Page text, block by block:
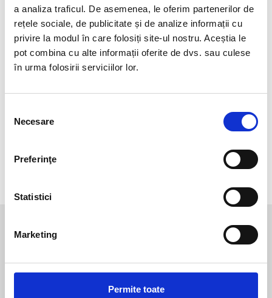
a analiza traficul. De asemenea, le oferim partenerilor de
rețele sociale, de publicitate și de analize informații cu
privire la modul în care folosiți site-ul nostru. Aceștia le
pot combina cu alte informații oferite de dvs. sau culese
în urma folosirii serviciilor lor.
consimțământului
Necesare
Preferinţe
Statistici
Marketing
Permite toate
Dimensiuni
0.280 × 0.130 × 0.015 cm
Gen
Unisex
Culoare
Black
Tip produs
Genți
Brand
TUCANO URBANO
Fabricat in
Linie
Unisex